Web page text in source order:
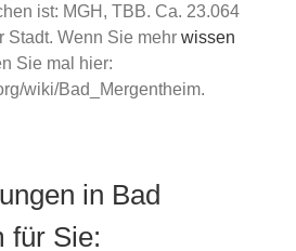
ist: MGH, TBB. Ca. 23.064
Stadt. Wenn Sie mehr wissen
Sie mal hier:
wiki/Bad_Mergentheim.
in Bad
für Sie: